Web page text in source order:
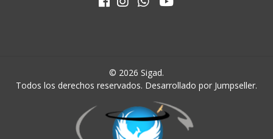
© 2026 Sigad.
Todos los derechos reservados. Desarrollado por Jumpseller.